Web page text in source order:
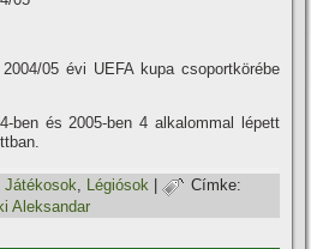
05 évi UEFA kupa csoportkörébe
ben és 2005-ben 4 alkalommal lépett
Játékosok, Légiósok |
Címke:
Aleksandar